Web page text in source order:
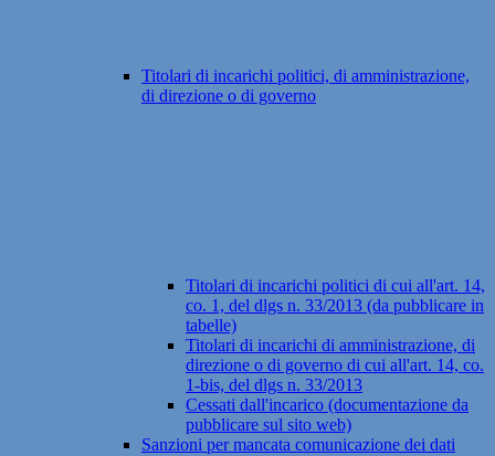
Titolari di incarichi politici, di amministrazione,
di direzione o di governo
Titolari di incarichi politici di cui all'art. 14,
co. 1, del dlgs n. 33/2013 (da pubblicare in
tabelle)
Titolari di incarichi di amministrazione, di
direzione o di governo di cui all'art. 14, co.
1-bis, del dlgs n. 33/2013
Cessati dall'incarico (documentazione da
pubblicare sul sito web)
Sanzioni per mancata comunicazione dei dati